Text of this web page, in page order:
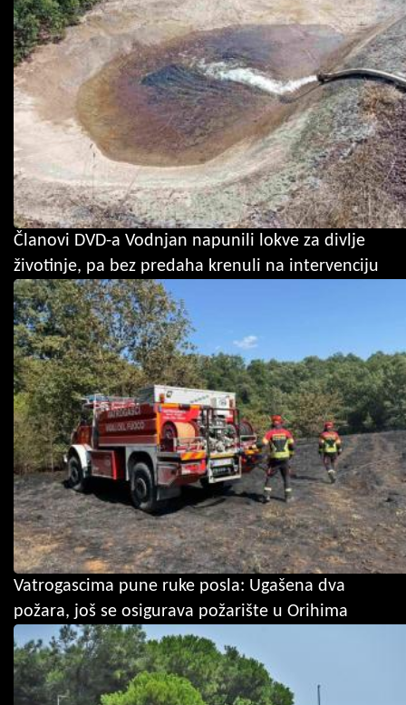
Članovi DVD-a Vodnjan napunili lokve za divlje
životinje, pa bez predaha krenuli na intervenciju
Vatrogascima pune ruke posla: Ugašena dva
požara, još se osigurava požarište u Orihima